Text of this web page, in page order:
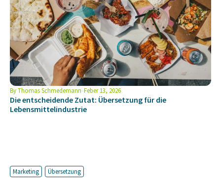
ByThomas Schmedemann Feber 13, 2026
Die entscheidende Zutat: Übersetzung für die
Lebensmittelindustrie
Marketing Übersetzung